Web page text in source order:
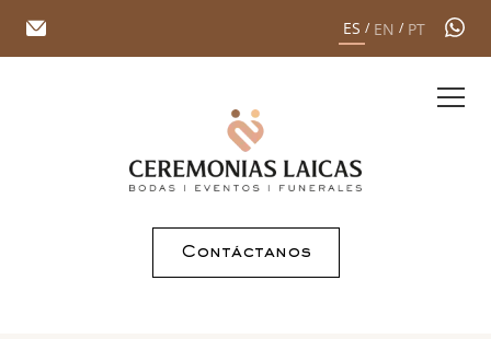
ES / EN / PT
Contáctanos